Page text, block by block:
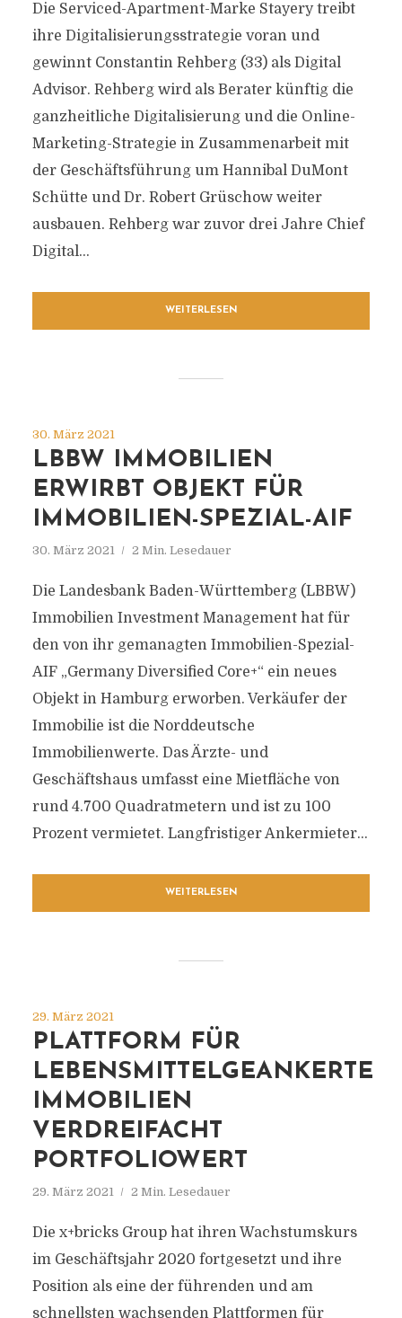
Die Serviced-Apartment-Marke Stayery treibt
ihre Digitalisierungsstrategie voran und
gewinnt Constantin Rehberg (33) als Digital
Advisor. Rehberg wird als Berater künftig die
ganzheitliche Digitalisierung und die Online-
Marketing-Strategie in Zusammenarbeit mit
der Geschäftsführung um Hannibal DuMont
Schütte und Dr. Robert Grüschow weiter
ausbauen. Rehberg war zuvor drei Jahre Chief
Digital...
WEITERLESEN
30. März 2021
LBBW IMMOBILIEN
ERWIRBT OBJEKT FÜR
IMMOBILIEN-SPEZIAL-AIF
30. März 2021 2 Min. Lesedauer
Die Landesbank Baden-Württemberg (LBBW)
Immobilien Investment Management hat für
den von ihr gemanagten Immobilien-Spezial-
AIF „Germany Diversified Core+“ ein neues
Objekt in Hamburg erworben. Verkäufer der
Immobilie ist die Norddeutsche
Immobilienwerte. Das Ärzte- und
Geschäftshaus umfasst eine Mietfläche von
rund 4.700 Quadratmetern und ist zu 100
Prozent vermietet. Langfristiger Ankermieter...
WEITERLESEN
29. März 2021
PLATTFORM FÜR
LEBENSMITTELGEANKERTE
IMMOBILIEN
VERDREIFACHT
PORTFOLIOWERT
29. März 2021 2 Min. Lesedauer
Die x+bricks Group hat ihren Wachstumskurs
im Geschäftsjahr 2020 fortgesetzt und ihre
Position als eine der führenden und am
schnellsten wachsenden Plattformen für